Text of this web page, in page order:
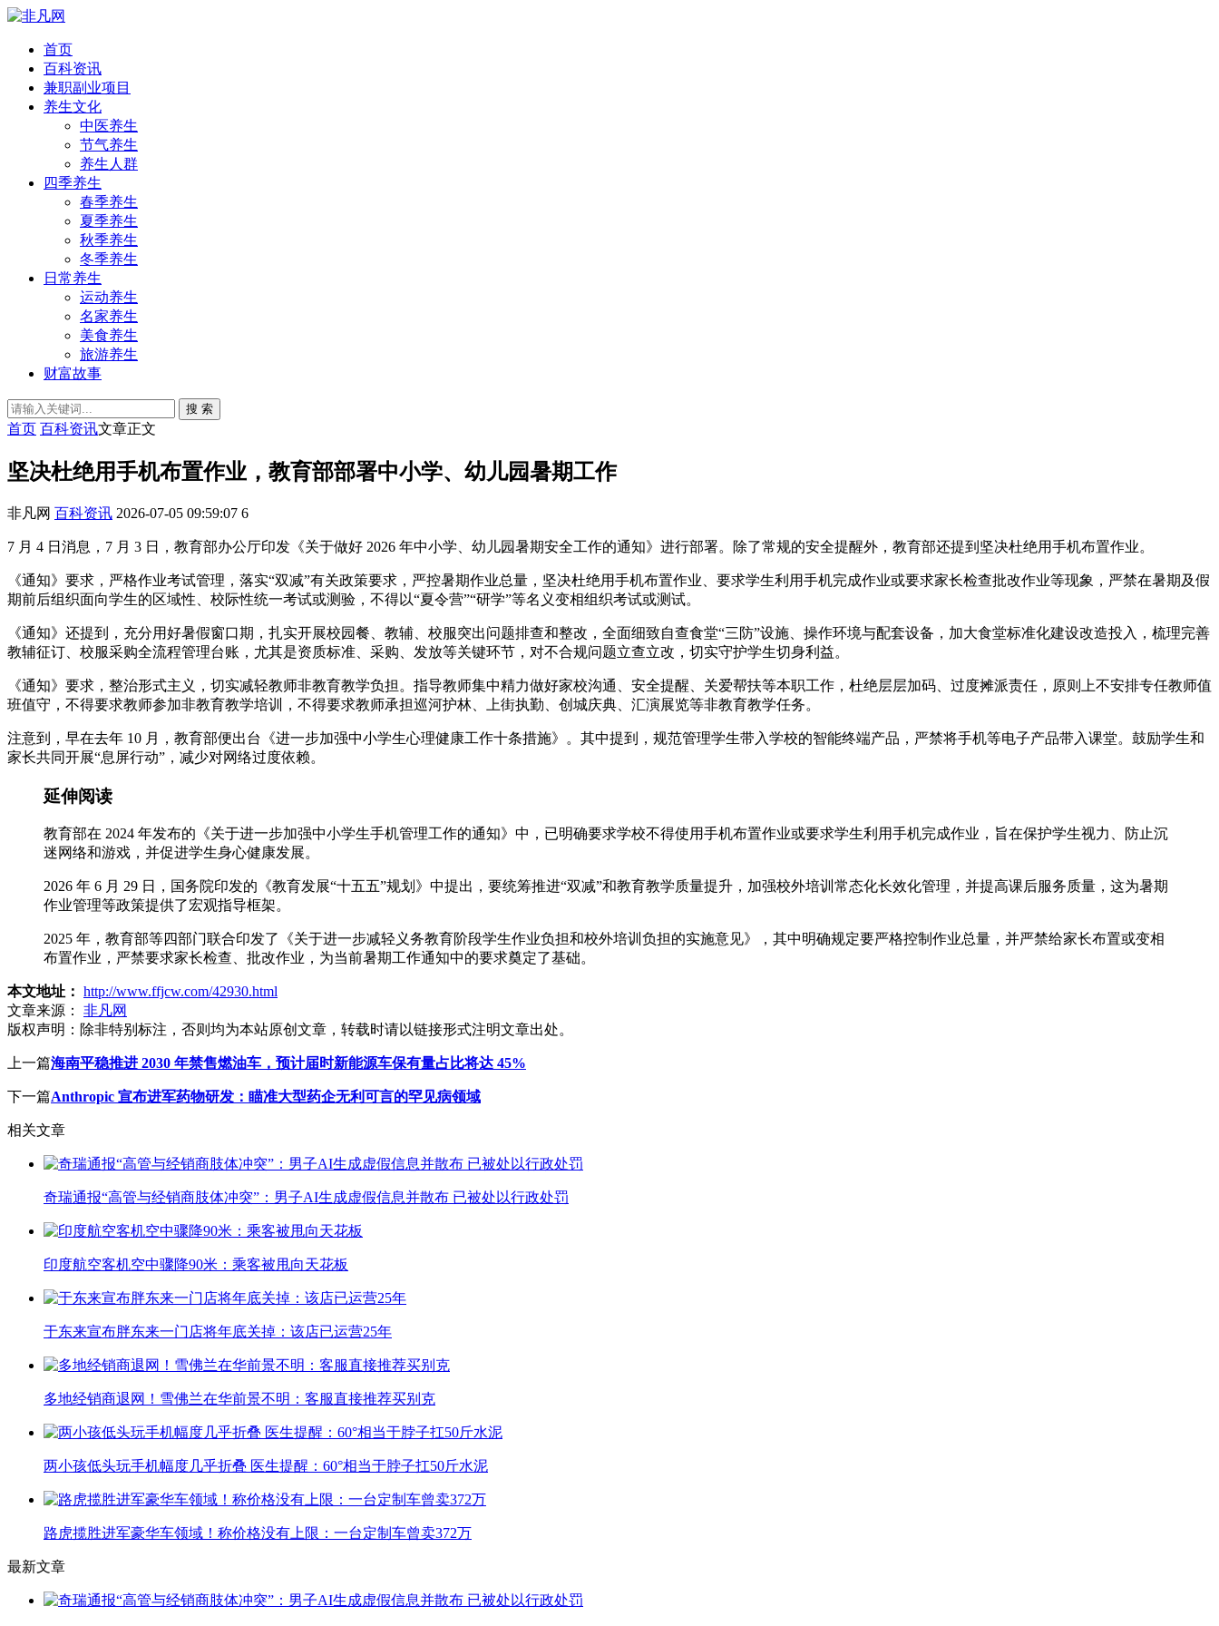
首页
百科资讯
兼职副业项目
养生文化
中医养生
节气养生
养生人群
四季养生
春季养生
夏季养生
秋季养生
冬季养生
日常养生
运动养生
名家养生
美食养生
旅游养生
财富故事
搜 索
首页 百科资讯文章正文
坚决杜绝用手机布置作业，教育部部署中小学、幼儿园暑期工作
非凡网 百科资讯 2026-07-05 09:59:07 6
7 月 4 日消息，7 月 3 日，教育部办公厅印发《关于做好 2026 年中小学、幼儿园暑期安全工作的通知》进行部署。除了常规的安全提醒外，教育部还提到坚决杜绝用手机布置作业。
《通知》要求，严格作业考试管理，落实“双减”有关政策要求，严控暑期作业总量，坚决杜绝用手机布置作业、要求学生利用手机完成作业或要求家长检查批改作业等现象，严禁在暑期及假
期前后组织面向学生的区域性、校际性统一考试或测验，不得以“夏令营”“研学”等名义变相组织考试或测试。
《通知》还提到，充分用好暑假窗口期，扎实开展校园餐、教辅、校服突出问题排查和整改，全面细致自查食堂“三防”设施、操作环境与配套设备，加大食堂标准化建设改造投入，梳理完善
教辅征订、校服采购全流程管理台账，尤其是资质标准、采购、发放等关键环节，对不合规问题立查立改，切实守护学生切身利益。
《通知》要求，整治形式主义，切实减轻教师非教育教学负担。指导教师集中精力做好家校沟通、安全提醒、关爱帮扶等本职工作，杜绝层层加码、过度摊派责任，原则上不安排专任教师值
班值守，不得要求教师参加非教育教学培训，不得要求教师承担巡河护林、上街执勤、创城庆典、汇演展览等非教育教学任务。
注意到，早在去年 10 月，教育部便出台《进一步加强中小学生心理健康工作十条措施》。其中提到，规范管理学生带入学校的智能终端产品，严禁将手机等电子产品带入课堂。鼓励学生和
家长共同开展“息屏行动”，减少对网络过度依赖。
延伸阅读
教育部在 2024 年发布的《关于进一步加强中小学生手机管理工作的通知》中，已明确要求学校不得使用手机布置作业或要求学生利用手机完成作业，旨在保护学生视力、防止沉
迷网络和游戏，并促进学生身心健康发展。
2026 年 6 月 29 日，国务院印发的《教育发展“十五五”规划》中提出，要统筹推进“双减”和教育教学质量提升，加强校外培训常态化长效化管理，并提高课后服务质量，这为暑期
作业管理等政策提供了宏观指导框架。
2025 年，教育部等四部门联合印发了《关于进一步减轻义务教育阶段学生作业负担和校外培训负担的实施意见》，其中明确规定要严格控制作业总量，并严禁给家长布置或变相
布置作业，严禁要求家长检查、批改作业，为当前暑期工作通知中的要求奠定了基础。
本文地址： http://www.ffjcw.com/42930.html
文章来源：
非凡网
版权声明： 除非特别标注，否则均为本站原创文章，转载时请以链接形式注明文章出处。
上一篇海南平稳推进 2030 年禁售燃油车，预计届时新能源车保有量占比将达 45%
下一篇Anthropic 宣布进军药物研发：瞄准大型药企无利可言的罕见病领域
相关文章
奇瑞通报“高管与经销商肢体冲突”：男子AI生成虚假信息并散布 已被处以行政处罚
印度航空客机空中骤降90米：乘客被甩向天花板
于东来宣布胖东来一门店将年底关掉：该店已运营25年
多地经销商退网！雪佛兰在华前景不明：客服直接推荐买别克
两小孩低头玩手机幅度几乎折叠 医生提醒：60°相当于脖子扛50斤水泥
路虎揽胜进军豪华车领域！称价格没有上限：一台定制车曾卖372万
最新文章